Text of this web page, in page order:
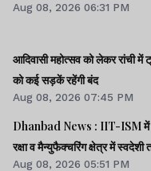
Aug 08, 2026 06:31 PM
आदिवासी महोत्सव को लेकर रांची
को कई सड़कें रहेंगी बंद
Aug 08, 2026 07:45 PM
Dhanbad News : IIT-ISM
रक्षा व मैन्युफैक्चरिंग क्षेत्र में
Aug 08, 2026 05:51 PM